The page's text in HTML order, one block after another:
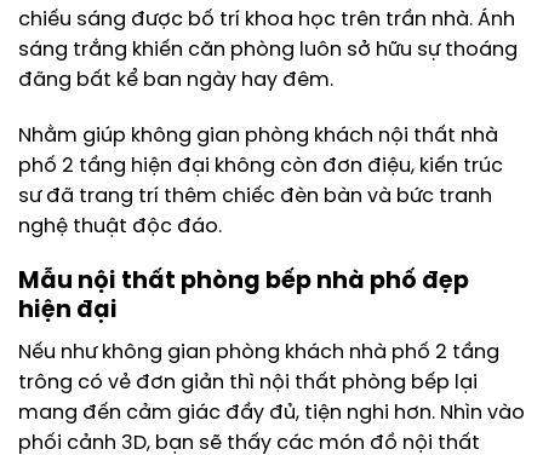
chiếu sáng được bố trí khoa học trên trần nhà. Ánh
sáng trắng khiến căn phòng luôn sở hữu sự thoáng
đãng bất kể ban ngày hay đêm.
Nhằm giúp không gian phòng khách nội thất nhà
phố 2 tầng hiện đại không còn đơn điệu, kiến trúc
sư đã trang trí thêm chiếc đèn bàn và bức tranh
nghệ thuật độc đáo.
Mẫu nội thất phòng bếp nhà phố đẹp
hiện đại
Nếu như không gian phòng khách nhà phố 2 tầng
trông có vẻ đơn giản thì nội thất phòng bếp lại
mang đến cảm giác đầy đủ, tiện nghi hơn. Nhìn vào
phối cảnh 3D, bạn sẽ thấy các món đồ nội thất